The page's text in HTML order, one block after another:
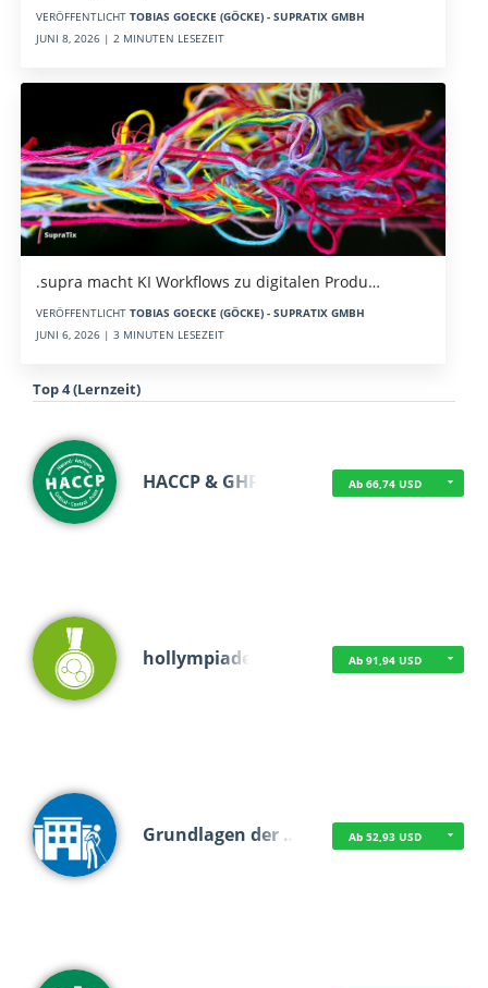
VERÖFFENTLICHT TOBIAS GOECKE (GÖCKE) - SUPRATIX GMBH
JUNI 8, 2026 | 2 MINUTEN LESEZEIT
.supra macht KI Workflows zu digitalen Produ…
VERÖFFENTLICHT TOBIAS GOECKE (GÖCKE) - SUPRATIX GMBH
JUNI 6, 2026 | 3 MINUTEN LESEZEIT
Top 4 (Lernzeit)
HACCP & GHP Ab 66,74 USD
hollympiade Ab 91,94 USD
Grundlagen der … Ab 52,93 USD